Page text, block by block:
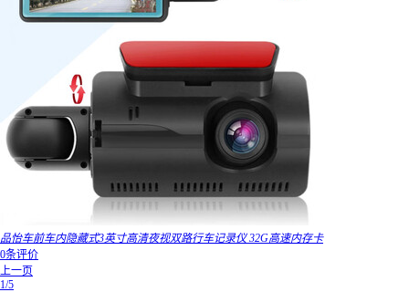
品怡车前车内隐藏式3英寸高清夜视双路行车记录仪 32G高速内存卡
0条评价
上一页
1/5